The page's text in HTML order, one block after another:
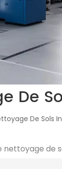
De
De Sols
de